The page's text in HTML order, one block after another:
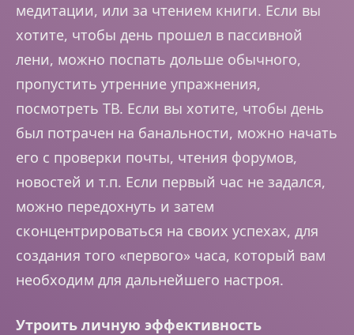
медитации, или за чтением книги. Если вы
хотите, чтобы день прошел в пассивной
лени, можно поспать дольше обычного,
пропустить утренние упражнения,
посмотреть ТВ. Если вы хотите, чтобы день
был потрачен на банальности, можно начать
его с проверки почты, чтения форумов,
новостей и т.п. Если первый час не задался,
можно передохнуть и затем
сконцентрироваться на своих успехах, для
создания того «первого» часа, который вам
необходим для дальнейшего настроя.
Утроить личную эффективность